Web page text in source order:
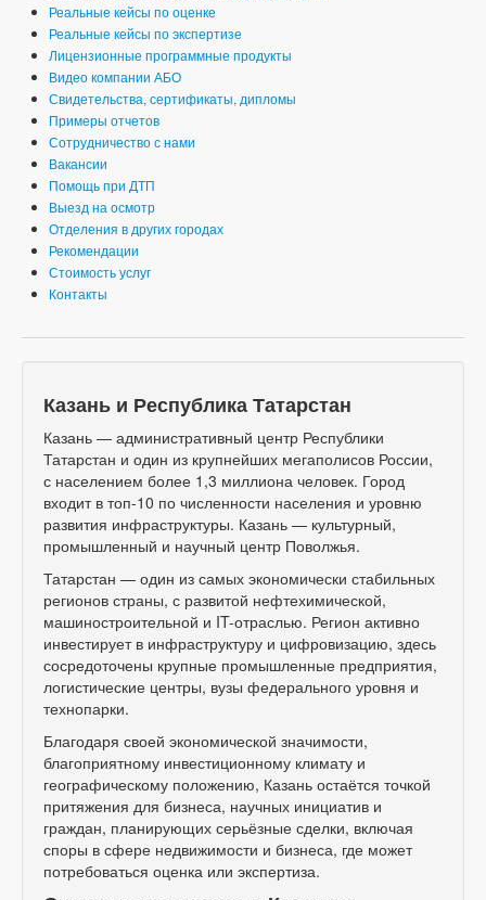
Реальные кейсы по оценке
Реальные кейсы по экспертизе
Лицензионные программные продукты
Видео компании АБО
Свидетельства, сертификаты, дипломы
Примеры отчетов
Сотрудничество с нами
Вакансии
Помощь при ДТП
Выезд на осмотр
Отделения в других городах
Рекомендации
Стоимость услуг
Контакты
Казань и Республика Татарстан
Казань — административный центр Республики
Татарстан и один из крупнейших мегаполисов России,
с населением более 1,3 миллиона человек. Город
входит в топ-10 по численности населения и уровню
развития инфраструктуры. Казань — культурный,
промышленный и научный центр Поволжья.
Татарстан — один из самых экономически стабильных
регионов страны, с развитой нефтехимической,
машиностроительной и IT-отраслью. Регион активно
инвестирует в инфраструктуру и цифровизацию, здесь
сосредоточены крупные промышленные предприятия,
логистические центры, вузы федерального уровня и
технопарки.
Благодаря своей экономической значимости,
благоприятному инвестиционному климату и
географическому положению, Казань остаётся точкой
притяжения для бизнеса, научных инициатив и
граждан, планирующих серьёзные сделки, включая
споры в сфере недвижимости и бизнеса, где может
потребоваться оценка или экспертиза.